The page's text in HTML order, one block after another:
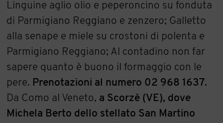
Linguine aglio olio e peperoncino su fonduta
di Parmigiano Reggiano e zenzero; Galletto
alla senape e miele su crostoni di polenta e
Parmigiano Reggiano; Al contadino non far
sapere quanto è buono il formaggio con le
pere. Prenotazioni al numero 02 968 1637.
Da Como al Veneto, a Scorzè (VE), dove
Michela Berto dello stellato San Martino